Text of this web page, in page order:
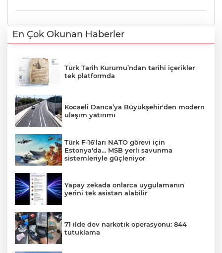
En Çok Okunan Haberler
Türk Tarih Kurumu’ndan tarihi içerikler
tek platformda
Kocaeli Darıca’ya Büyükşehir'den modern
ulaşım yatırımı
Türk F-16'ları NATO görevi için
Estonya'da... MSB yerli savunma
sistemleriyle güçleniyor
Yapay zekada onlarca uygulamanın
yerini tek asistan alabilir
71 ilde dev narkotik operasyonu: 844
tutuklama